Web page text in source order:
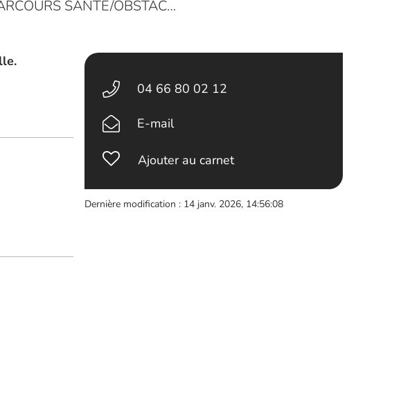
SANTÉ/OBSTAC…
04 66 80 02 12
E-mail
Ajouter au carnet
Dernière modification : 14 janv. 2026, 14:56:08